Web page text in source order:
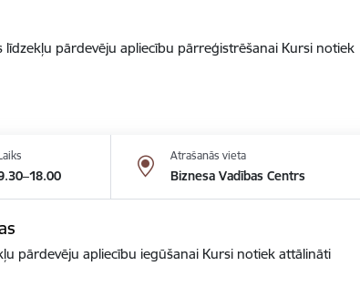
pārdevēju apliecību pārreģistrēšanai Kursi notiek
Atrašanās vieta
Biznesa Vadības Centrs
pārdevēju apliecību iegūšanai Kursi notiek attālināti